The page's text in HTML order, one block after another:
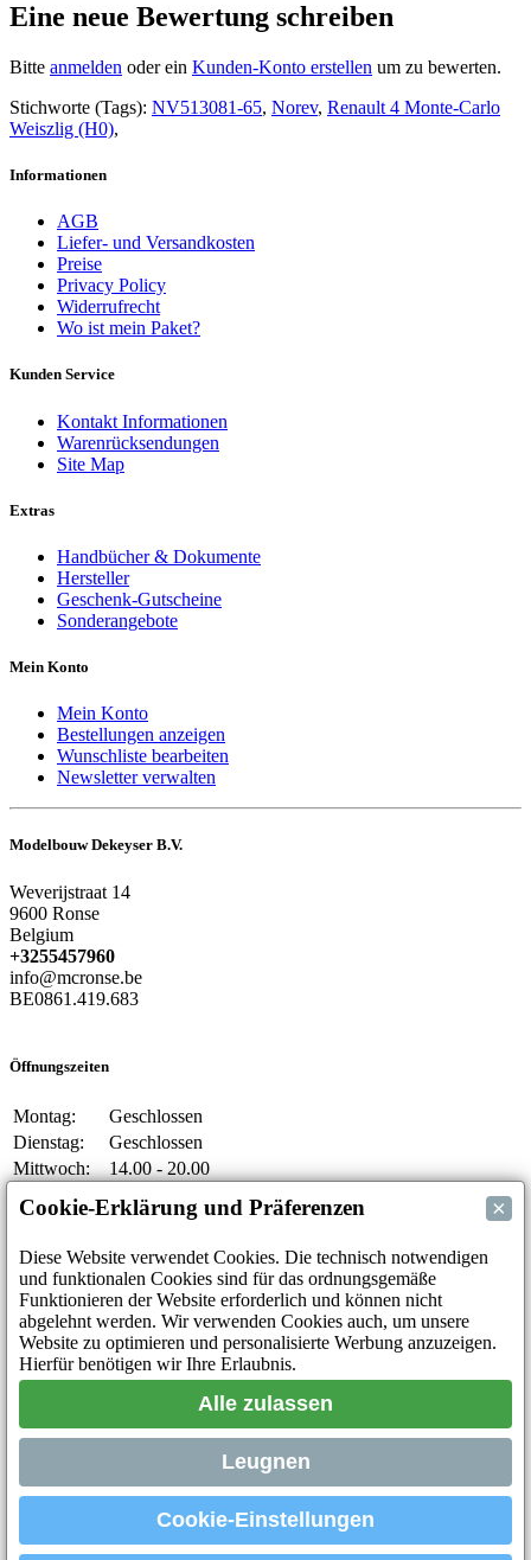
Eine neue Bewertung schreiben
Bitte anmelden oder ein Kunden-Konto erstellen um zu bewerten.
Stichworte (Tags): NV513081-65, Norev, Renault 4 Monte-Carlo
Weiszlig (H0),
Informationen
AGB
Liefer- und Versandkosten
Preise
Privacy Policy
Widerrufrecht
Wo ist mein Paket?
Kunden Service
Kontakt Informationen
Warenrücksendungen
Site Map
Extras
Handbücher & Dokumente
Hersteller
Geschenk-Gutscheine
Sonderangebote
Mein Konto
Mein Konto
Bestellungen anzeigen
Wunschliste bearbeiten
Newsletter verwalten
Modelbouw Dekeyser B.V.
Weverijstraat 14
9600 Ronse
Belgium
+3255457960
info@mcronse.be
BE0861.419.683
Öffnungszeiten
Montag:
Geschlossen
Dienstag:
Geschlossen
Mittwoch:
14.00 - 20.00
Donnerstag:
14.00 - 20.00
Freitag:
14.00 - 20.00
Samstag:
10.00 - 12.00 || 14.00 - 20.00
Sonntag:
14.00 - 18.00
Unsere Aktivitäten
RC Bangers
Soziale Medien
Cookie-Erklärung und Präferenzen ×
Diese Website verwendet Cookies. Die technisch notwendigen
und funktionalen Cookies sind für das ordnungsgemäße
Funktionieren der Website erforderlich und können nicht
abgelehnt werden. Wir verwenden Cookies auch, um unsere
Website zu optimieren und personalisierte Werbung anzuzeigen.
Hierfür benötigen wir Ihre Erlaubnis.
Alle zulassen
Leugnen
Cookie-Einstellungen